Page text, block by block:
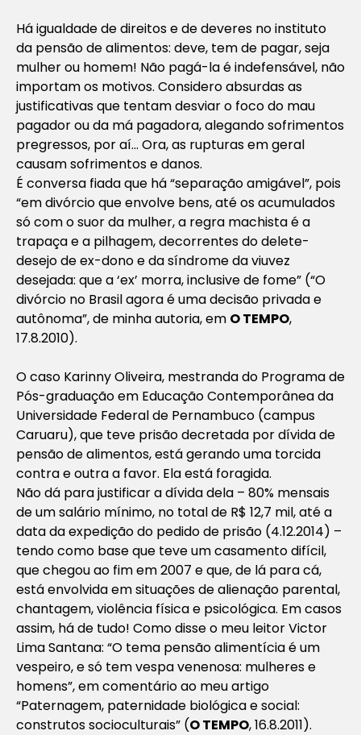
Há igualdade de direitos e de deveres no instituto
da pensão de alimentos: deve, tem de pagar, seja
mulher ou homem! Não pagá-la é indefensável, não
importam os motivos. Considero absurdas as
justificativas que tentam desviar o foco do mau
pagador ou da má pagadora, alegando sofrimentos
pregressos, por aí… Ora, as rupturas em geral
causam sofrimentos e danos.
É conversa fiada que há “separação amigável”, pois
“em divórcio que envolve bens, até os acumulados
só com o suor da mulher, a regra machista é a
trapaça e a pilhagem, decorrentes do delete-
desejo de ex-dono e da síndrome da viuvez
desejada: que a ‘ex’ morra, inclusive de fome” (“O
divórcio no Brasil agora é uma decisão privada e
autônoma”, de minha autoria, em O TEMPO,
17.8.2010).
O caso Karinny Oliveira, mestranda do Programa de
Pós-graduação em Educação Contemporânea da
Universidade Federal de Pernambuco (campus
Caruaru), que teve prisão decretada por dívida de
pensão de alimentos, está gerando uma torcida
contra e outra a favor. Ela está foragida.
Não dá para justificar a dívida dela – 80% mensais
de um salário mínimo, no total de R$ 12,7 mil, até a
data da expedição do pedido de prisão (4.12.2014) –
tendo como base que teve um casamento difícil,
que chegou ao fim em 2007 e que, de lá para cá,
está envolvida em situações de alienação parental,
chantagem, violência física e psicológica. Em casos
assim, há de tudo! Como disse o meu leitor Victor
Lima Santana: “O tema pensão alimentícia é um
vespeiro, e só tem vespa venenosa: mulheres e
homens”, em comentário ao meu artigo
“Paternagem, paternidade biológica e social:
construtos socioculturais” (O TEMPO, 16.8.2011).